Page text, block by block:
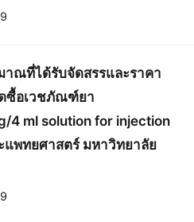
าณที่ได้รับจัดสรรและราคา
ดซื้อเวชภัณฑ์ยา
4 ml solution for injection
พทยศาสตร์ มหาวิทยาลัย